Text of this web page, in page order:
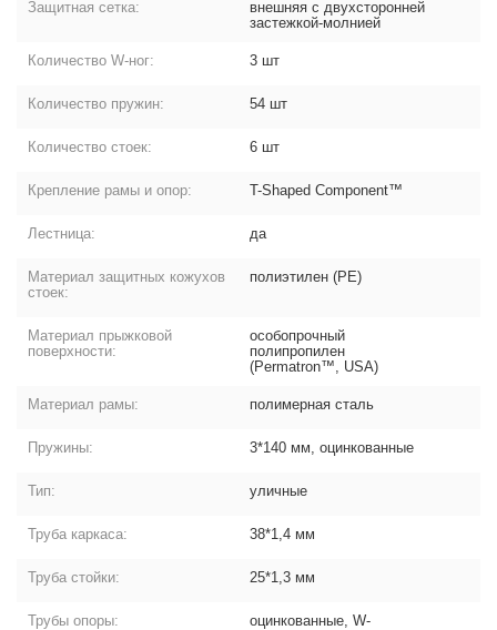
Защитная сетка:
внешняя с двухсторонней
застежкой-молнией
Количество W-ног: 3 шт
Количество пружин: 54 шт
Количество стоек: 6 шт
Крепление рамы и опор: T-Shaped Component™
Лестница: да
Материал защитных кожухов
стоек:
полиэтилен (PE)
Материал прыжковой
поверхности:
особопрочный
полипропилен
(Permatron™, USA)
Материал рамы: полимерная сталь
Пружины: 3*140 мм, оцинкованные
Тип: уличные
Труба каркаса: 38*1,4 мм
Труба стойки: 25*1,3 мм
Трубы опоры:
оцинкованные, W-